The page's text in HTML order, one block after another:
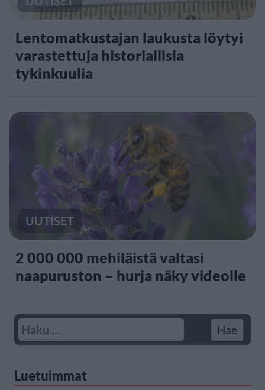
Lentomatkustajan laukusta löytyi
varastettuja historiallisia
tykinkuulia
UUTISET
2 000 000 mehiläistä valtasi
naapuruston – hurja näky videolle
Luetuimmat